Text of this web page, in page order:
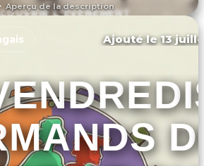
Aperçu de la description
L'ÉVÉNEMENT
Ajouté le 13